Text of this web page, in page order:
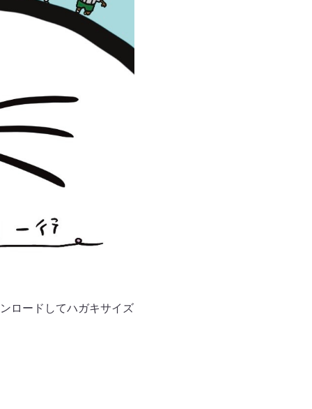
ロードしてハガキサイズ